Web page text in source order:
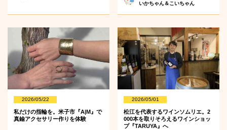
いかちゃん＆こいちゃん
2026/05/22
私だけの指輪を。米子市『A|M』で
真鍮アクセサリー作りを体験
2026/05/01
松江を代表するワインソムリエ。2
000本を取りそろえるワインショッ
プ『TARUYA』へ